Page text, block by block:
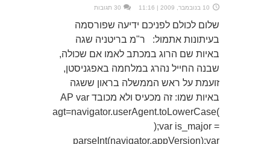
10 בנובמבר, 2009 | 11:16 30 תגובות
שלום לכולם לפניכם ידיעה שפורסמה
בעיתונות אתמול: ר"מ בריטניה שגה
באיות שם הרוג במכתב לאמו אם שכולה,
שבנה החייל נהרג במלחמה באפגניסטן,
זועמת על ראש הממשלה בראון ששגה
באיות שמו: זה מכעיס ולא מכובד AP var
agt=navigator.userAgent.toLowerCase(
);var is_major =
parseInt(navigator.appVersion);var